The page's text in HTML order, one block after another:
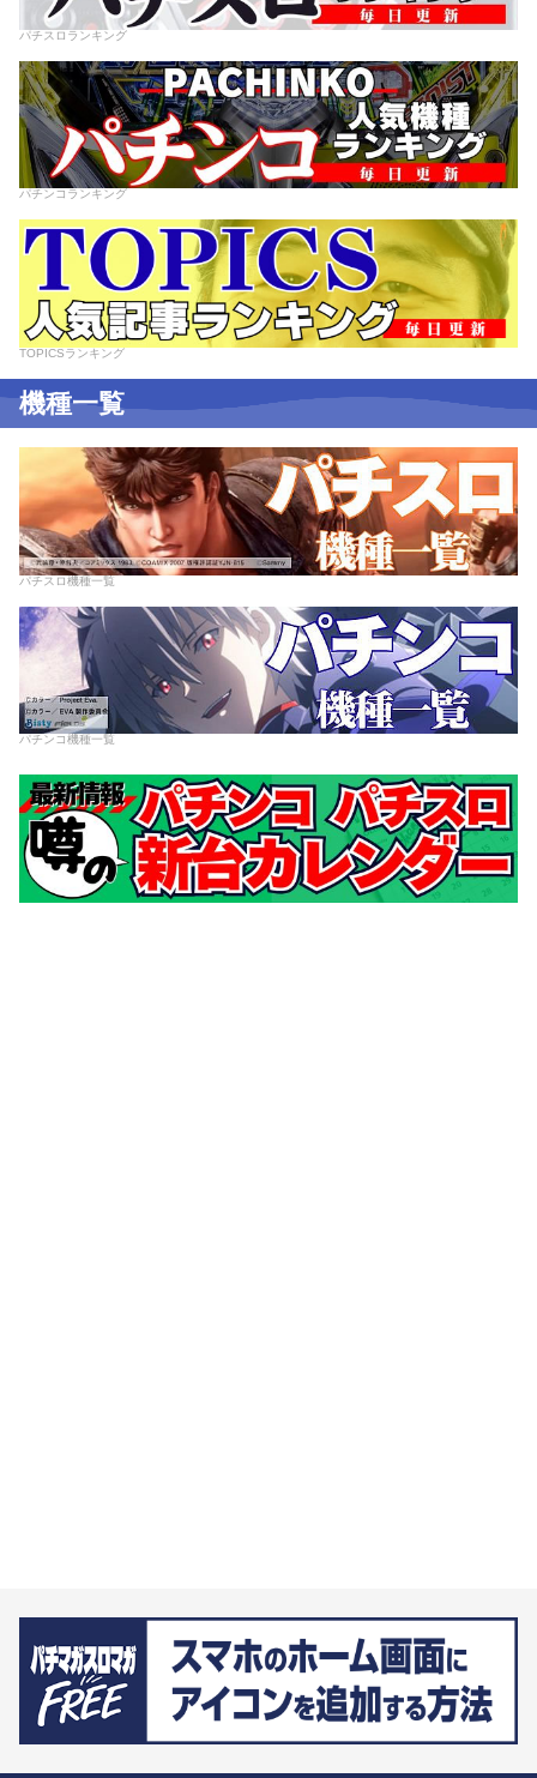
パチスロランキング
パチンコランキング
TOPICSランキング
機種一覧
パチスロ機種一覧
パチンコ機種一覧